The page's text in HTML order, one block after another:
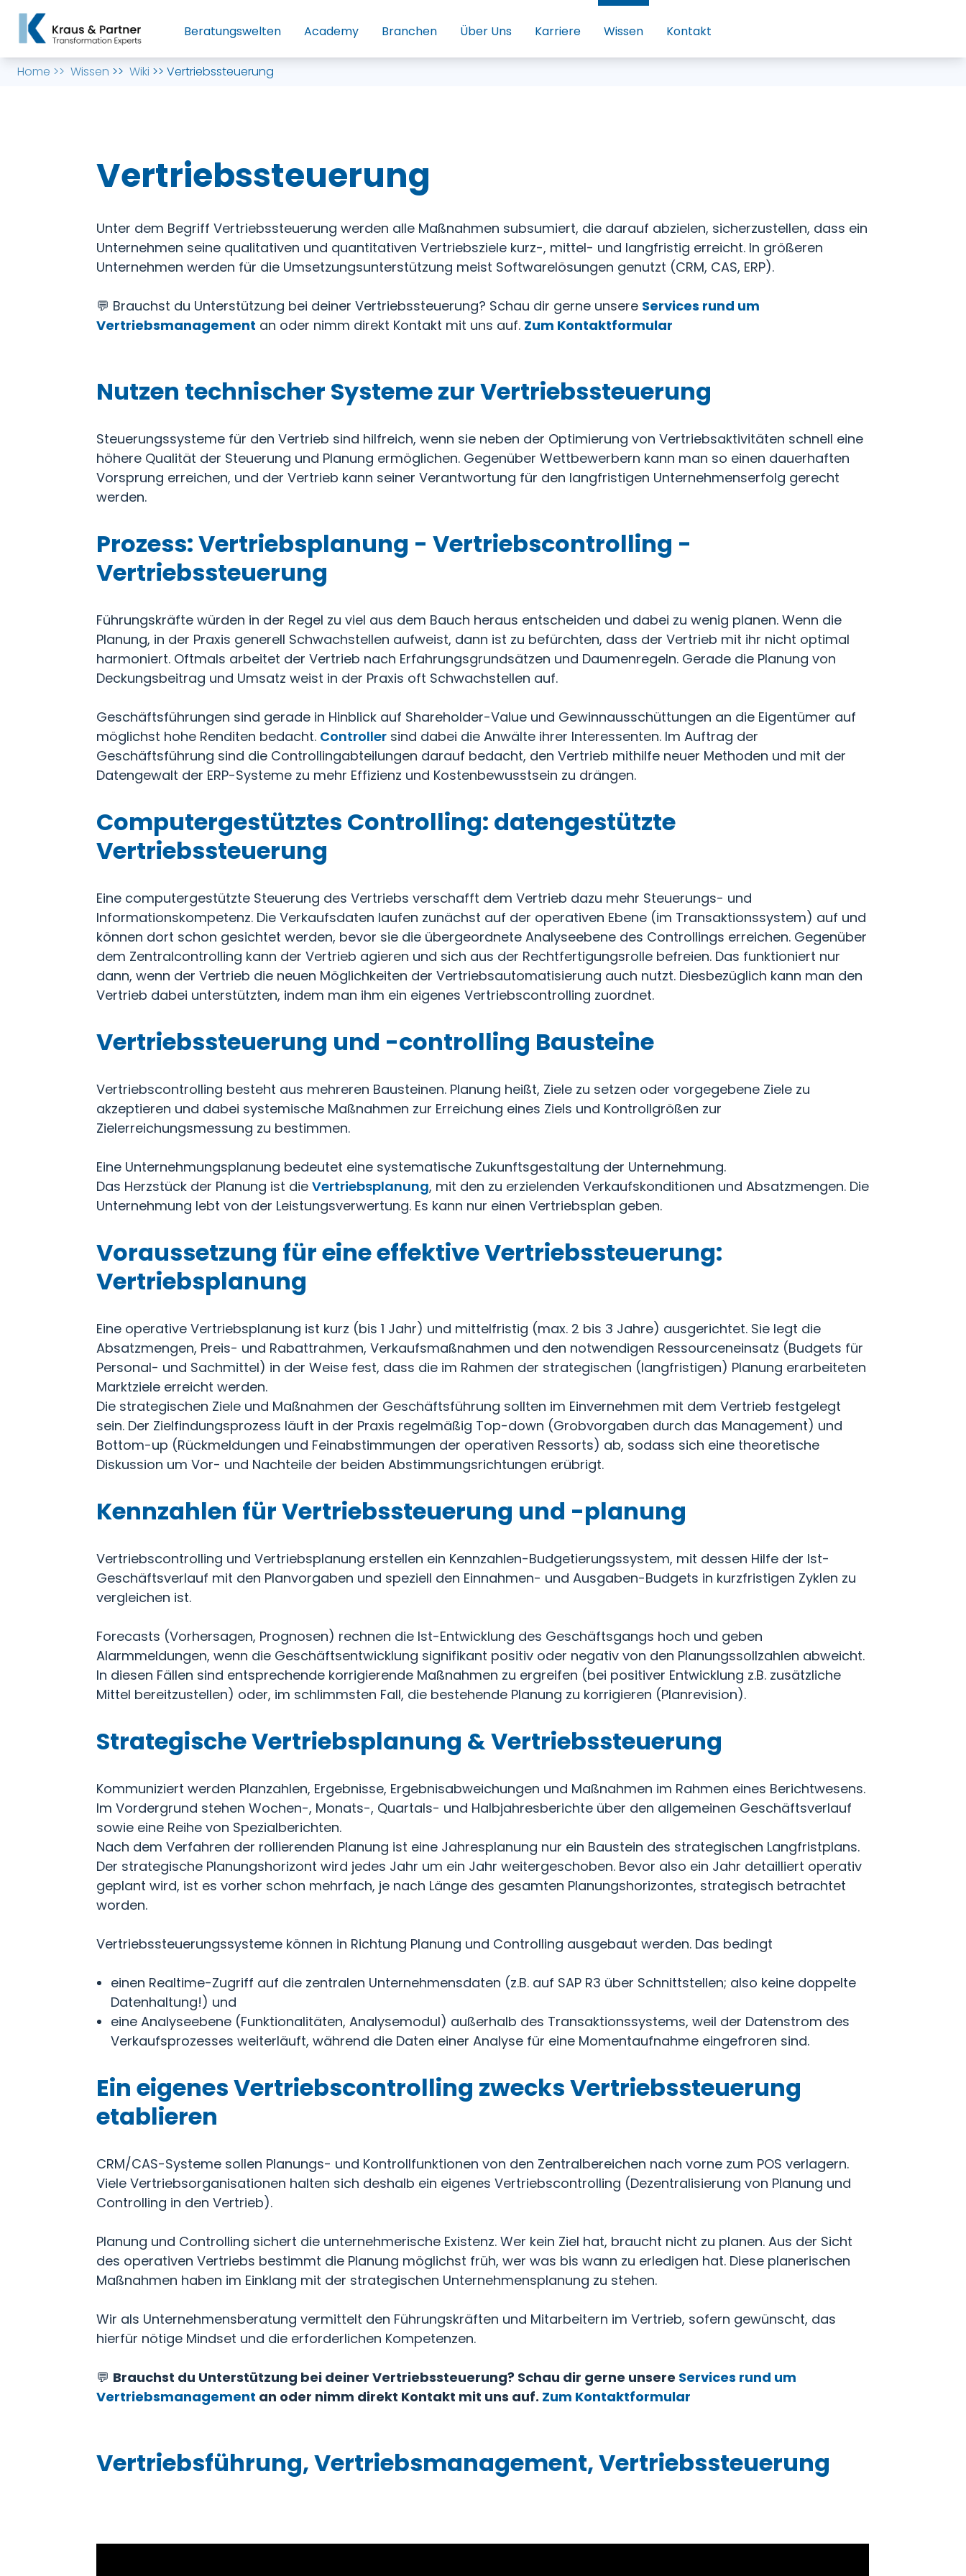
Beratungswelten Academy Branchen Über Uns Karriere Wissen Kontakt
Home >> Wissen >> Wiki >> Vertriebssteuerung
Vertriebssteuerung
Unter dem Begriff Vertriebssteuerung werden alle Maßnahmen subsumiert, die darauf abzielen, sicherzustellen, dass ein
Unternehmen seine qualitativen und quantitativen Vertriebsziele kurz-, mittel- und langfristig erreicht. In größeren
Unternehmen werden für die Umsetzungsunterstützung meist Softwarelösungen genutzt (CRM, CAS, ERP).
💬 Brauchst du Unterstützung bei deiner Vertriebssteuerung? Schau dir gerne unsere Services rund um
Vertriebsmanagement an oder nimm direkt Kontakt mit uns auf. Zum Kontaktformular
Nutzen technischer Systeme zur Vertriebssteuerung
Steuerungssysteme für den Vertrieb sind hilfreich, wenn sie neben der Optimierung von Vertriebsaktivitäten schnell eine
höhere Qualität der Steuerung und Planung ermöglichen. Gegenüber Wettbewerbern kann man so einen dauerhaften
Vorsprung erreichen, und der Vertrieb kann seiner Verantwortung für den langfristigen Unternehmenserfolg gerecht
werden.
Prozess: Vertriebsplanung - Vertriebscontrolling -
Vertriebssteuerung
Führungskräfte würden in der Regel zu viel aus dem Bauch heraus entscheiden und dabei zu wenig planen. Wenn die
Planung, in der Praxis generell Schwachstellen aufweist, dann ist zu befürchten, dass der Vertrieb mit ihr nicht optimal
harmoniert. Oftmals arbeitet der Vertrieb nach Erfahrungsgrundsätzen und Daumenregeln. Gerade die Planung von
Deckungsbeitrag und Umsatz weist in der Praxis oft Schwachstellen auf.
Geschäftsführungen sind gerade in Hinblick auf Shareholder-Value und Gewinnausschüttungen an die Eigentümer auf
möglichst hohe Renditen bedacht. Controller sind dabei die Anwälte ihrer Interessenten. Im Auftrag der
Geschäftsführung sind die Controllingabteilungen darauf bedacht, den Vertrieb mithilfe neuer Methoden und mit der
Datengewalt der ERP-Systeme zu mehr Effizienz und Kostenbewusstsein zu drängen.
Computergestütztes Controlling: datengestützte
Vertriebssteuerung
Eine computergestützte Steuerung des Vertriebs verschafft dem Vertrieb dazu mehr Steuerungs- und
Informationskompetenz. Die Verkaufsdaten laufen zunächst auf der operativen Ebene (im Transaktionssystem) auf und
können dort schon gesichtet werden, bevor sie die übergeordnete Analyseebene des Controllings erreichen. Gegenüber
dem Zentralcontrolling kann der Vertrieb agieren und sich aus der Rechtfertigungsrolle befreien. Das funktioniert nur
dann, wenn der Vertrieb die neuen Möglichkeiten der Vertriebsautomatisierung auch nutzt. Diesbezüglich kann man den
Vertrieb dabei unterstützten, indem man ihm ein eigenes Vertriebscontrolling zuordnet.
Vertriebssteuerung und -controlling Bausteine
Vertriebscontrolling besteht aus mehreren Bausteinen. Planung heißt, Ziele zu setzen oder vorgegebene Ziele zu
akzeptieren und dabei systemische Maßnahmen zur Erreichung eines Ziels und Kontrollgrößen zur
Zielerreichungsmessung zu bestimmen.
Eine Unternehmungsplanung bedeutet eine systematische Zukunftsgestaltung der Unternehmung.
Das Herzstück der Planung ist dieVertriebsplanung, mit den zu erzielenden Verkaufskonditionen und Absatzmengen. Die
Unternehmung lebt von der Leistungsverwertung. Es kann nur einen Vertriebsplan geben.
Voraussetzung für eine effektive Vertriebssteuerung:
Vertriebsplanung
Eine operative Vertriebsplanung ist kurz (bis 1 Jahr) und mittelfristig (max. 2 bis 3 Jahre) ausgerichtet. Sie legt die
Absatzmengen, Preis- und Rabattrahmen, Verkaufsmaßnahmen und den notwendigen Ressourceneinsatz (Budgets für
Personal- und Sachmittel) in der Weise fest, dass die im Rahmen der strategischen (langfristigen) Planung erarbeiteten
Marktziele erreicht werden.
Die strategischen Ziele und Maßnahmen der Geschäftsführung sollten im Einvernehmen mit dem Vertrieb festgelegt
sein. Der Zielfindungsprozess läuft in der Praxis regelmäßig Top-down (Grobvorgaben durch das Management) und
Bottom-up (Rückmeldungen und Feinabstimmungen der operativen Ressorts) ab, sodass sich eine theoretische
Diskussion um Vor- und Nachteile der beiden Abstimmungsrichtungen erübrigt.
Kennzahlen für Vertriebssteuerung und -planung
Vertriebscontrolling und Vertriebsplanung erstellen ein Kennzahlen-Budgetierungssystem, mit dessen Hilfe der Ist-
Geschäftsverlauf mit den Planvorgaben und speziell den Einnahmen- und Ausgaben-Budgets in kurzfristigen Zyklen zu
vergleichen ist.
Forecasts (Vorhersagen, Prognosen) rechnen die Ist-Entwicklung des Geschäftsgangs hoch und geben
Alarmmeldungen, wenn die Geschäftsentwicklung signifikant positiv oder negativ von den Planungssollzahlen abweicht.
In diesen Fällen sind entsprechende korrigierende Maßnahmen zu ergreifen (bei positiver Entwicklung z.B. zusätzliche
Mittel bereitzustellen) oder, im schlimmsten Fall, die bestehende Planung zu korrigieren (Planrevision).
Strategische Vertriebsplanung & Vertriebssteuerung
Kommuniziert werden Planzahlen, Ergebnisse, Ergebnisabweichungen und Maßnahmen im Rahmen eines Berichtwesens.
Im Vordergrund stehen Wochen-, Monats-, Quartals- und Halbjahresberichte über den allgemeinen Geschäftsverlauf
sowie eine Reihe von Spezialberichten.
Nach dem Verfahren der rollierenden Planung ist eine Jahresplanung nur ein Baustein des strategischen Langfristplans.
Der strategische Planungshorizont wird jedes Jahr um ein Jahr weitergeschoben. Bevor also ein Jahr detailliert operativ
geplant wird, ist es vorher schon mehrfach, je nach Länge des gesamten Planungshorizontes, strategisch betrachtet
worden.
Vertriebssteuerungssysteme können in Richtung Planung und Controlling ausgebaut werden. Das bedingt
einen Realtime-Zugriff auf die zentralen Unternehmensdaten (z.B. auf SAP R3 über Schnittstellen; also keine doppelte
Datenhaltung!) und
eine Analyseebene (Funktionalitäten, Analysemodul) außerhalb des Transaktionssystems, weil der Datenstrom des
Verkaufsprozesses weiterläuft, während die Daten einer Analyse für eine Momentaufnahme eingefroren sind.
Ein eigenes Vertriebscontrolling zwecks Vertriebssteuerung
etablieren
CRM/CAS-Systeme sollen Planungs- und Kontrollfunktionen von den Zentralbereichen nach vorne zum POS verlagern.
Viele Vertriebsorganisationen halten sich deshalb ein eigenes Vertriebscontrolling (Dezentralisierung von Planung und
Controlling in den Vertrieb).
Planung und Controlling sichert die unternehmerische Existenz. Wer kein Ziel hat, braucht nicht zu planen. Aus der Sicht
des operativen Vertriebs bestimmt die Planung möglichst früh, wer was bis wann zu erledigen hat. Diese planerischen
Maßnahmen haben im Einklang mit der strategischen Unternehmensplanung zu stehen.
Wir als Unternehmensberatung vermittelt den Führungskräften und Mitarbeitern im Vertrieb, sofern gewünscht, das
hierfür nötige Mindset und die erforderlichen Kompetenzen.
💬 Brauchst du Unterstützung bei deiner Vertriebssteuerung? Schau dir gerne unsere Services rund um
Vertriebsmanagement an oder nimm direkt Kontakt mit uns auf. Zum Kontaktformular
Vertriebsführung, Vertriebsmanagement, Vertriebssteuerung